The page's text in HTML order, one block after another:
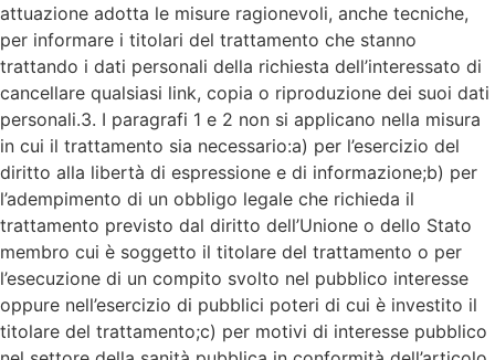
attuazione adotta le misure ragionevoli, anche tecniche,
per informare i titolari del trattamento che stanno
trattando i dati personali della richiesta dell’interessato di
cancellare qualsiasi link, copia o riproduzione dei suoi dati
personali.3. I paragrafi 1 e 2 non si applicano nella misura
in cui il trattamento sia necessario:a) per l’esercizio del
diritto alla libertà di espressione e di informazione;b) per
l’adempimento di un obbligo legale che richieda il
trattamento previsto dal diritto dell’Unione o dello Stato
membro cui è soggetto il titolare del trattamento o per
l’esecuzione di un compito svolto nel pubblico interesse
oppure nell’esercizio di pubblici poteri di cui è investito il
titolare del trattamento;c) per motivi di interesse pubblico